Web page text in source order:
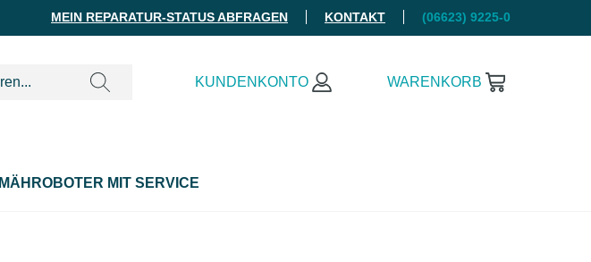
MEIN REPARATUR-STATUS ABFRAGEN KONTAKT (06623) 9225-0
KUNDENKONTO WARENKORB
MÄHROBOTER MIT SERVICE